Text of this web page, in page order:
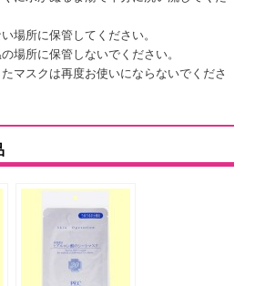
場所に保管してください。
場所に保管しないでください。
マスクは再度お使いにならないでくださ